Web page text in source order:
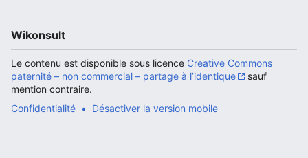
Wikonsult
Le contenu est disponible sous licence Creative Commons
paternité – non commercial – partage à l’identique
sauf
mention contraire.
Confidentialité
Désactiver la version mobile